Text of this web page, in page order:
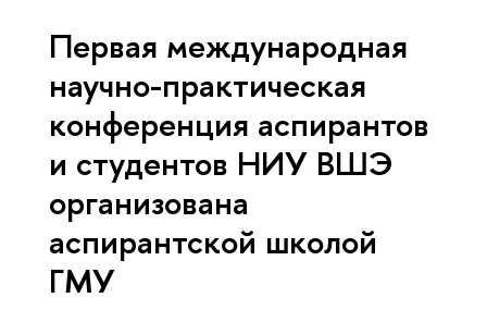
Первая международная
научно-практическая
конференция аспирантов
и студентов НИУ ВШЭ
организована
аспирантской школой
ГМУ